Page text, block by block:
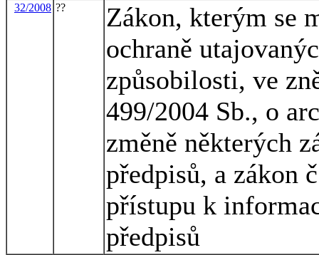
32/2008 ??
Zákon, kterým se
ochraně
způsobilosti, ve
499/2004 Sb., o
změně některých
předpisů, a zákon
přístupu k
předpisů